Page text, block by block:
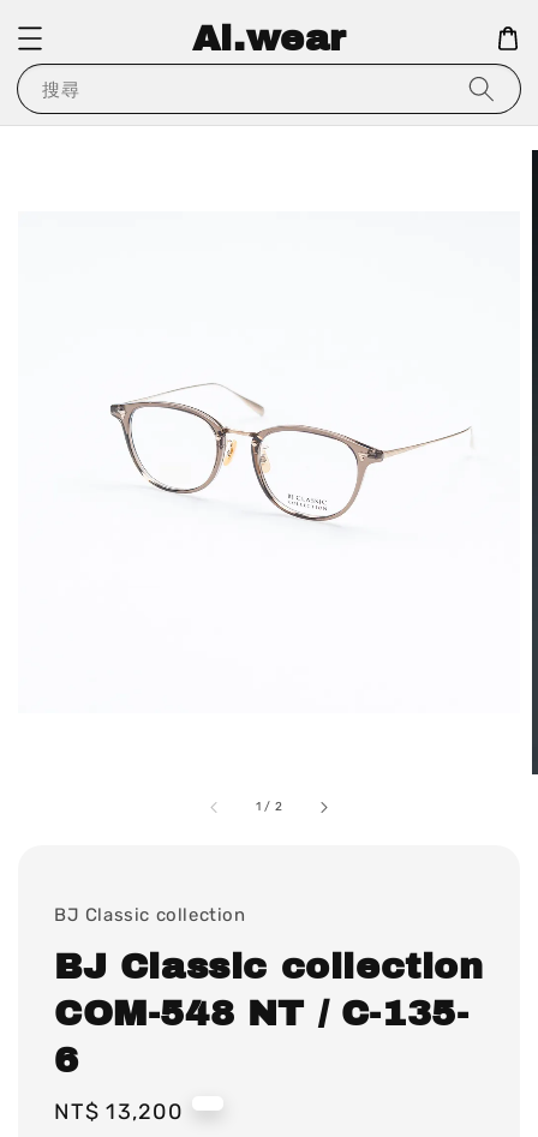
Ai.wear
搜尋
1 / 2
BJ Classic collection
BJ Classic collection
COM-548 NT / C-135-
6
Regular
NT$ 13,200